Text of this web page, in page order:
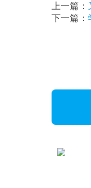
上一篇：
下一篇：